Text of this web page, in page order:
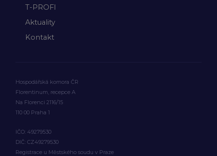
T-PROFI
Aktuality
Kontakt
Hospodářská komora ČR
Florentinum, recepce A
Na Florenci 2116/15
110 00 Praha 1
IČO: 49279530
DIČ: CZ49279530
Registrace u Městského soudu v Praze